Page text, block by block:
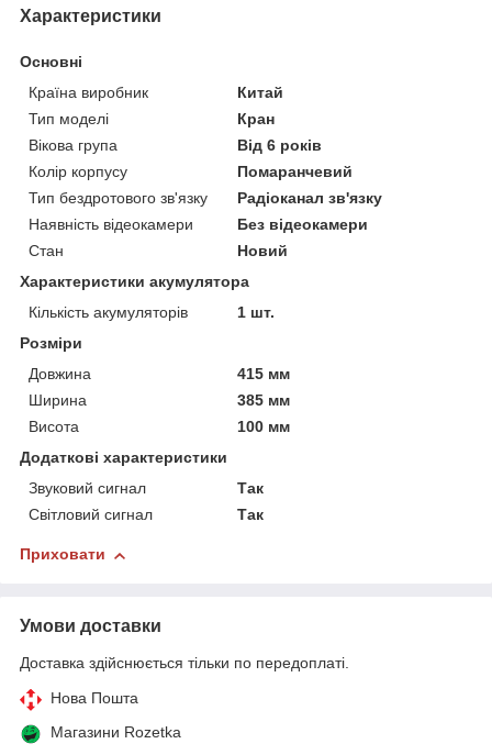
Характеристики
Основні
Країна виробник
Китай
Тип моделі
Кран
Вікова група
Від 6 років
Колір корпусу
Помаранчевий
Тип бездротового зв'язку
Радіоканал зв'язку
Наявність відеокамери
Без відеокамери
Стан
Новий
Характеристики акумулятора
Кількість акумуляторів
1 шт.
Розміри
Довжина
415 мм
Ширина
385 мм
Висота
100 мм
Додаткові характеристики
Звуковий сигнал
Так
Світловий сигнал
Так
Приховати
Умови доставки
Доставка здійснюється тільки по передоплаті.
Нова Пошта
Магазини Rozetka